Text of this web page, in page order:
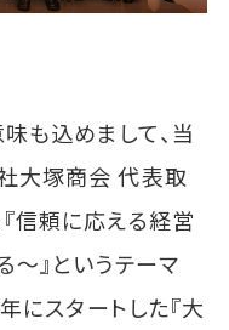
も込めまして、当
大塚商会 代表取
信頼に応える経営
』というテーマ
にスタートした『大